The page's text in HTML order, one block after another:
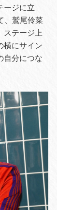
ージに立
、鷲尾伶菜
ステージ上
横にサイン
自分につな